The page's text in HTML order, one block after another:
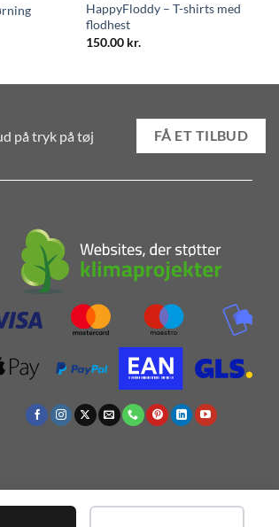
HappyFloddy – T-shirts med
flodhest
150.00 kr.
på tryk på tøj FÅ ET TILBUD